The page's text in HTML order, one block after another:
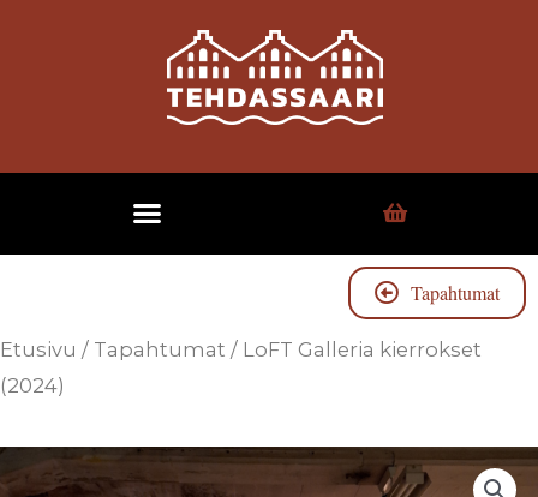
Tapahtumat
Etusivu / Tapahtumat / LoFT Galleria kierrokset
(2024)